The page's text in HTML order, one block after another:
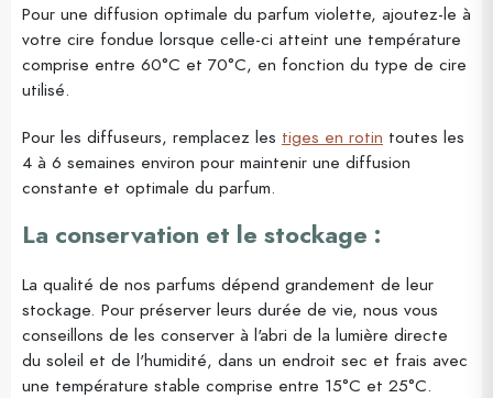
Pour une diffusion optimale du parfum violette, ajoutez-le à
votre cire fondue lorsque celle-ci atteint une température
comprise entre 60°C et 70°C, en fonction du type de cire
utilisé.
Pour les diffuseurs, remplacez les tiges en rotin toutes les
4 à 6 semaines environ pour maintenir une diffusion
constante et optimale du parfum.
La conservation et le stockage :
La qualité de nos parfums dépend grandement de leur
stockage. Pour préserver leurs durée de vie, nous vous
conseillons de les conserver à l'abri de la lumière directe
du soleil et de l'humidité, dans un endroit sec et frais avec
une température stable comprise entre 15°C et 25°C.